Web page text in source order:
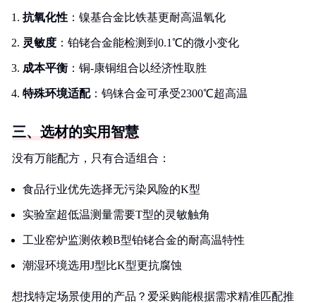
抗氧化性 ：镍基合金比铁基更耐高温氧化
灵敏度 ：铂铑合金能检测到0.1℃的微小变化
成本平衡 ：铜-康铜组合以经济性取胜
特殊环境适配：钨铼合金可承受2300℃超高温
三、选材的实用智慧
没有万能配方，只有合适组合：
食品行业优先选择无污染风险的K型
实验室超低温测量需要T型的灵敏触角
工业窑炉监测依赖B型铂铑合金的耐高温特性
潮湿环境选用J型比K型更抗腐蚀
想找特定场景使用的产品？爱采购能根据需求精准匹配推